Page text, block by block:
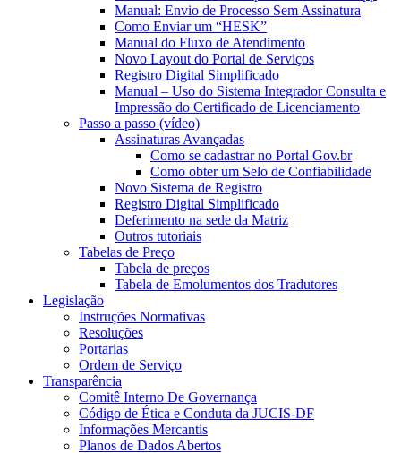
Manual: Envio de Processo Sem Assinatura
Como Enviar um “HESK”
Manual do Fluxo de Atendimento
Novo Layout do Portal de Serviços
Registro Digital Simplificado
Manual – Uso do Sistema Integrador Consulta e
Impressão do Certificado de Licenciamento
Passo a passo (vídeo)
Assinaturas Avançadas
Como se cadastrar no Portal Gov.br
Como obter um Selo de Confiabilidade
Novo Sistema de Registro
Registro Digital Simplificado
Deferimento na sede da Matriz
Outros tutoriais
Tabelas de Preço
Tabela de preços
Tabela de Emolumentos dos Tradutores
Legislação
Instruções Normativas
Resoluções
Portarias
Ordem de Serviço
Transparência
Comitê Interno De Governança
Código de Ética e Conduta da JUCIS-DF
Informações Mercantis
Planos de Dados Abertos